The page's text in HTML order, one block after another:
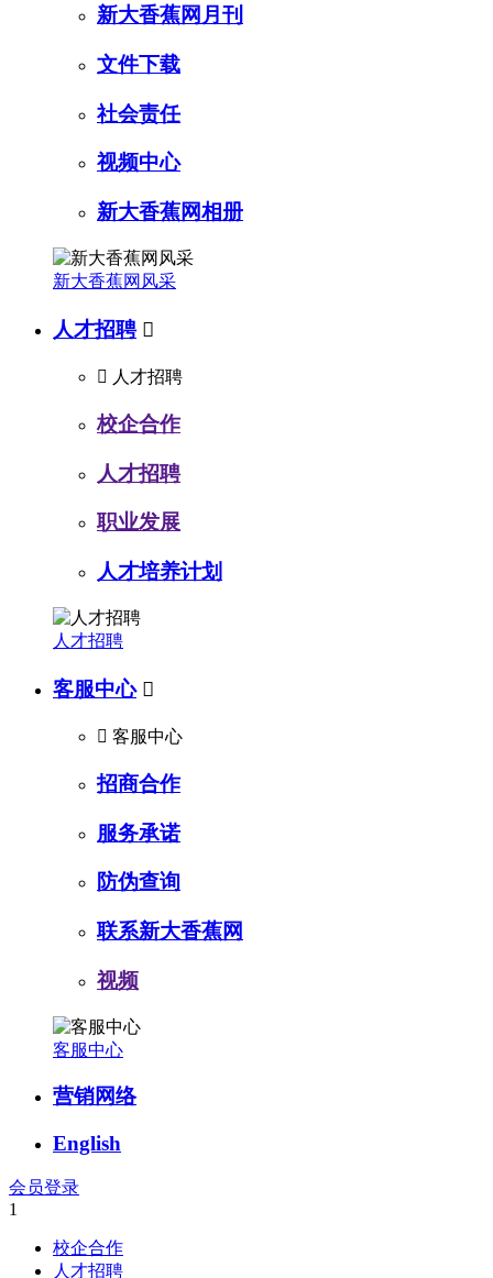
新大香蕉网月刊
文件下载
社会责任
视频中心
新大香蕉网相册
新大香蕉网风采
人才招聘 
 人才招聘
校企合作
人才招聘
职业发展
人才培养计划
人才招聘
客服中心 
 客服中心
招商合作
服务承诺
防伪查询
联系新大香蕉网
视频
客服中心
营销网络
English
会员登录
1
校企合作
人才招聘